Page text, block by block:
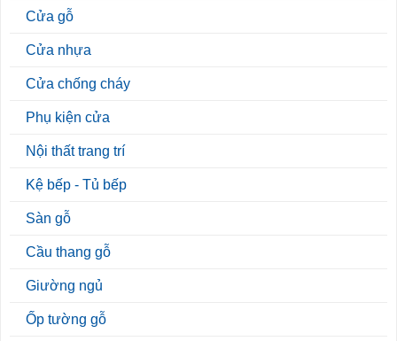
Cửa gỗ
Cửa nhựa
Cửa chống cháy
Phụ kiện cửa
Nội thất trang trí
Kệ bếp - Tủ bếp
Sàn gỗ
Cầu thang gỗ
Giường ngủ
Ốp tường gỗ